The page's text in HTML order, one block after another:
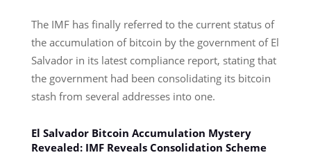
The IMF has finally referred to the current status of
the accumulation of bitcoin by the government of El
Salvador in its latest compliance report, stating that
the government had been consolidating its bitcoin
stash from several addresses into one.
El Salvador Bitcoin Accumulation Mystery
Revealed: IMF Reveals Consolidation Scheme